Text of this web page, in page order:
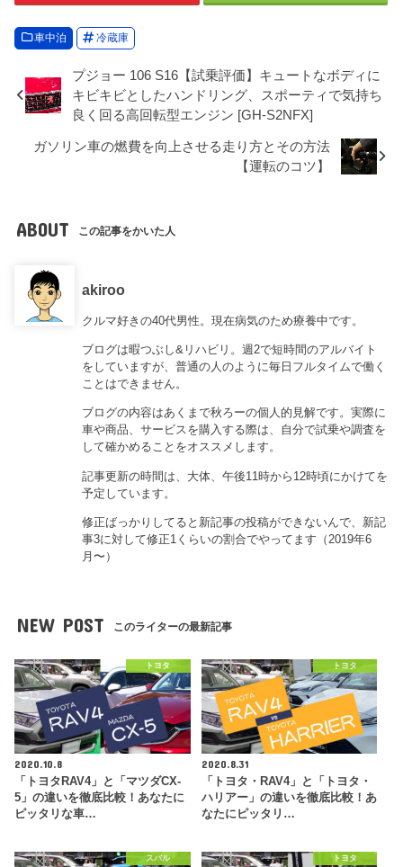
車中泊 冷蔵庫
プジョー 106 S16【試乗評価】キュートなボディに
キビキビとしたハンドリング、スポーティで気持ち
良く回る高回転型エンジン [GH-S2NFX]
ガソリン車の燃費を向上させる走り方とその方法
【運転のコツ】
ABOUT この記事をかいた人
akiroo
クルマ好きの40代男性。現在病気のため療養中です。
ブログは暇つぶし&リハビリ。週2で短時間のアルバイト
をしていますが、普通の人のように毎日フルタイムで働く
ことはできません。
ブログの内容はあくまで秋ろーの個人的見解です。実際に
車や商品、サービスを購入する際は、自分で試乗や調査を
して確かめることをオススメします。
記事更新の時間は、大体、午後11時から12時頃にかけてを
予定しています。
修正ばっかりしてると新記事の投稿ができないんで、新記
事3に対して修正1くらいの割合でやってます（2019年6
月〜）
NEW POST このライターの最新記事
トヨタ
2020.10.8
「トヨタRAV4」と「マツダCX-
5」の違いを徹底比較！あなたに
ピッタリな車…
トヨタ
2020.8.31
「トヨタ・RAV4」と「トヨタ・
ハリアー」の違いを徹底比較！あ
なたにピッタリ…
スバル トヨタ